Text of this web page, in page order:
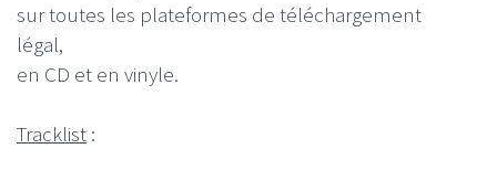
sur toutes les plateformes de téléchargement
légal,
en CD et en vinyle.
Tracklist :